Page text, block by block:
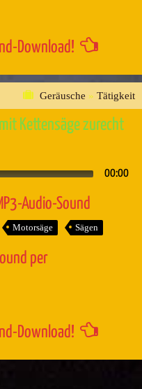
Download!
Geräusche » Tätigkeit
Kettensäge zurecht
00:00
Audio-Sound
Motorsäge Sägen
per
Download!